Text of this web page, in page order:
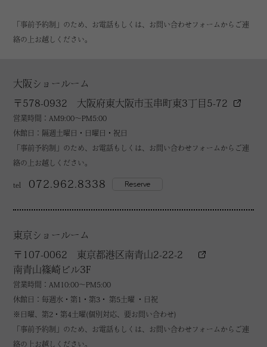
「事前予約制」のため、お電話もしくは、お問い合わせフォームからご連
絡の上お越しください。
大阪ショールーム
〒578-0932 大阪府東大阪市玉串町東3丁目5-72
営業時間：AM9:00～PM5:00
休館日：隔週土曜日・日曜日・祝日
「事前予約制」のため、お電話もしくは、お問い合わせフォームからご連
絡の上お越しください。
tel 072.962.8338 Reserve
東京ショールーム
〒107-0062 東京都港区南青山2-22-2
南青山篠崎ビル3F
営業時間：AM10:00～PM5:00
休館日：毎週水・第1・第3・ 第5土曜 ・日祝
※日曜、第2・第4土曜(個別対応、要お問い合わせ)
「事前予約制」のため、お電話もしくは、お問い合わせフォームからご連
絡の上お越しください。